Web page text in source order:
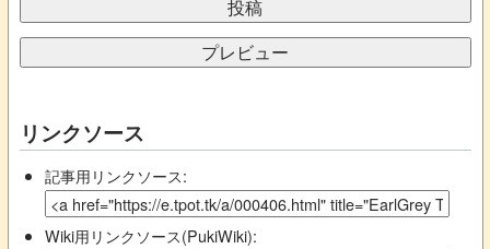
リンクソース
記事用リンクソース:
Wiki用リンクソース(PukiWiki):